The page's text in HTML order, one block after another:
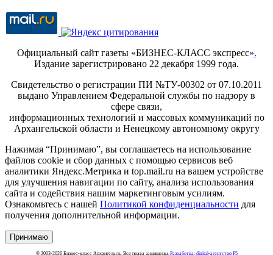
Официальный сайт газеты «БИЗНЕС-КЛАСС экспресс».
Издание зарегистрировано 22 декабря 1999 года.
Свидетельство о регистрации ПИ №ТУ-00302 от 07.10.2011
выдано Управлением Федеральной службы по надзору в
сфере связи,
информационных технологий и массовых коммуникаций по
Архангельской области и Ненецкому автономному округу
Нажимая “Принимаю”, вы соглашаетесь на использование
файлов cookie и сбор данных с помощью сервисов веб
аналитики Яндекс.Метрика и top.mail.ru на вашем устройстве
для улучшения навигации по сайту, анализа использования
сайта и содействия нашим маркетинговым усилиям.
Ознакомьтесь с нашей Политикой конфиденциальности для
получения дополнительной информации.
Принимаю
© 2003-2026 Бизнес-класс Архангельск. Все права защищены. Разработка: digital-агентство F5